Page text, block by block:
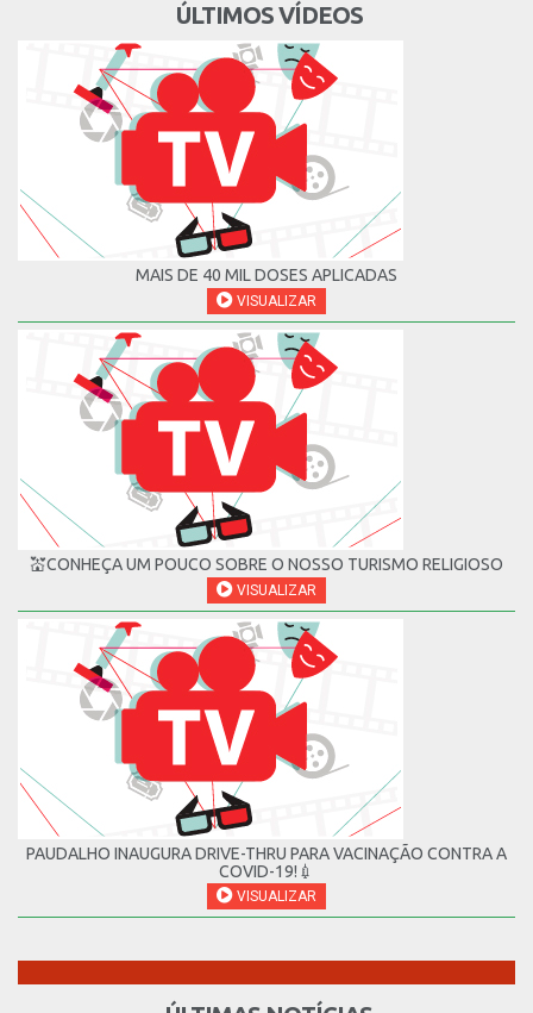
ÚLTIMOS VÍDEOS
MAIS DE 40 MIL DOSES APLICADAS
VISUALIZAR
💒CONHEÇA UM POUCO SOBRE O NOSSO TURISMO RELIGIOSO
VISUALIZAR
PAUDALHO INAUGURA DRIVE-THRU PARA VACINAÇÃO CONTRA A
COVID-19!💉
VISUALIZAR